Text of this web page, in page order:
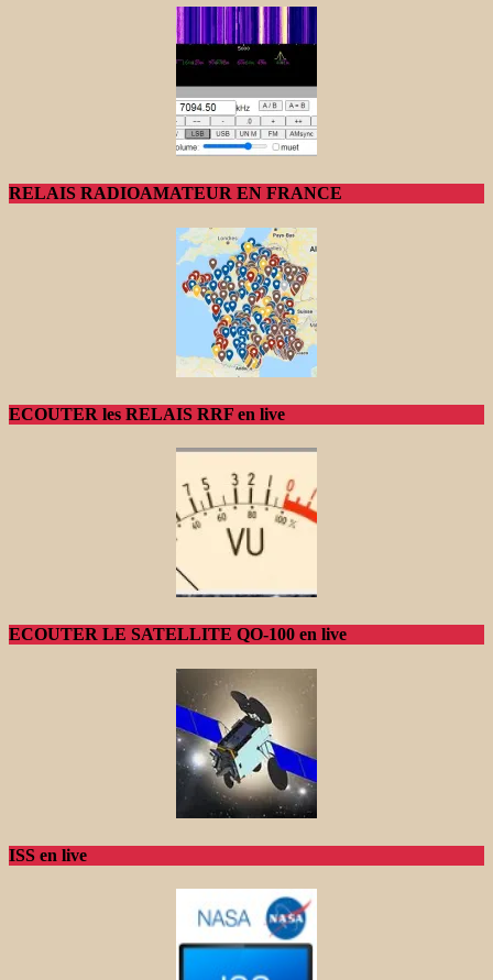
RELAIS RADIOAMATEUR EN FRANCE
ECOUTER les RELAIS RRF en live
ECOUTER LE SATELLITE QO-100 en live
ISS en live